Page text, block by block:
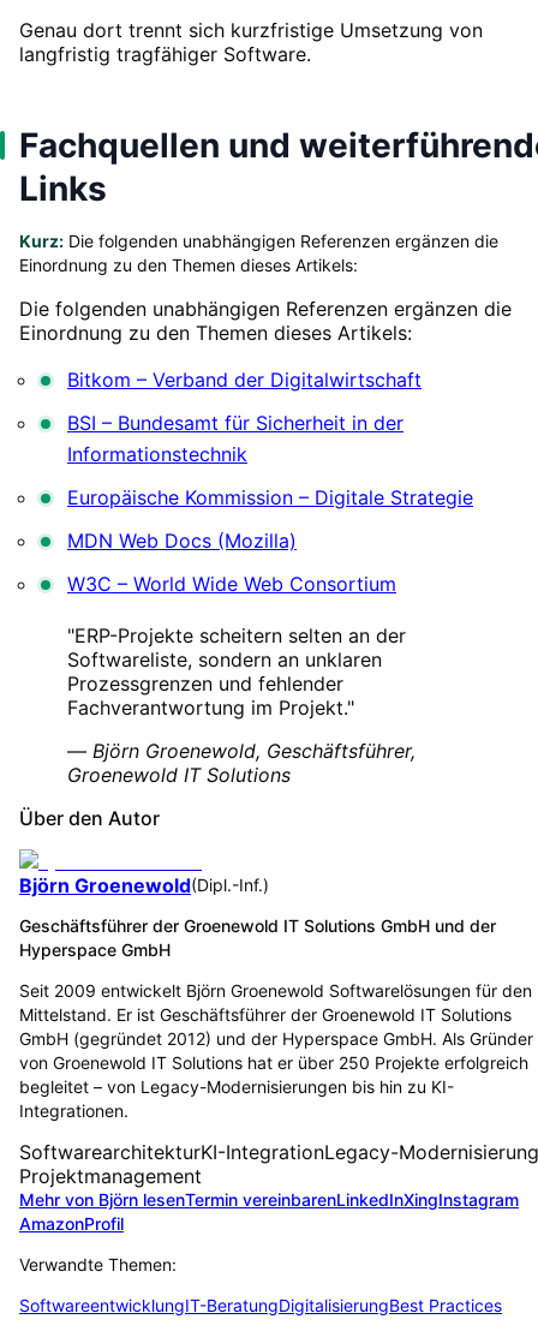
Genau dort trennt sich kurzfristige Umsetzung von
langfristig tragfähiger Software.
Fachquellen und
Links
Kurz: Die folgenden unabhängigen Referenzen ergänzen die
Einordnung zu den Themen dieses Artikels:
Die folgenden unabhängigen Referenzen ergänzen die
Einordnung zu den Themen dieses Artikels:
Bitkom – Verband der Digitalwirtschaft
BSI – Bundesamt für Sicherheit in der
Informationstechnik
Europäische Kommission – Digitale Strategie
MDN Web Docs (Mozilla)
W3C – World Wide Web Consortium
"ERP-Projekte scheitern selten an der
Softwareliste, sondern an unklaren
Prozessgrenzen und fehlender
Fachverantwortung im Projekt."
— Björn Groenewold, Geschäftsführer,
Groenewold IT Solutions
Über den Autor
Björn Groenewold(Dipl.-Inf.)
Geschäftsführer der Groenewold IT Solutions GmbH und der
Hyperspace GmbH
Seit 2009 entwickelt Björn Groenewold Softwarelösungen für den
Mittelstand. Er ist Geschäftsführer der Groenewold IT Solutions
GmbH (gegründet 2012) und der Hyperspace GmbH. Als Gründer
von Groenewold IT Solutions hat er über 250 Projekte erfolgreich
begleitet – von Legacy-Modernisierungen bis hin zu KI-
Integrationen.
SoftwarearchitekturKI-IntegrationLegacy-Modernisierung
Projektmanagement
Mehr von Björn lesenTermin vereinbarenLinkedInXingInstagram
AmazonProfil
Verwandte Themen:
SoftwareentwicklungIT-BeratungDigitalisierungBest Practices